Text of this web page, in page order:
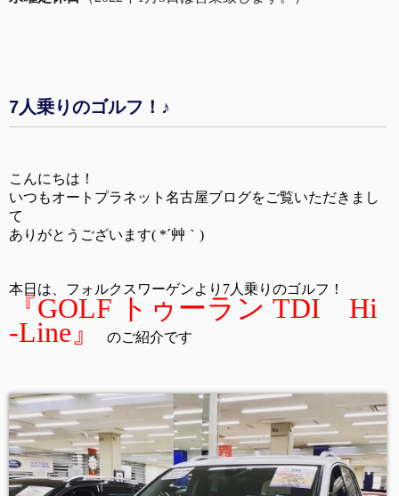
7人乗りのゴルフ！♪
こんにちは！
いつもオートプラネット名古屋ブログをご覧いただきまし
て
ありがとうございます( *´艸｀)
本日は、フォルクスワーゲンより7人乗りのゴルフ！
『GOLF トゥーラン TDI Hi
-Line』 のご紹介です